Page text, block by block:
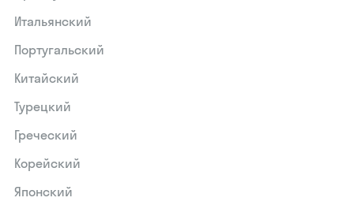
Итальянский
Португальский
Китайский
Турецкий
Греческий
Корейский
Японский